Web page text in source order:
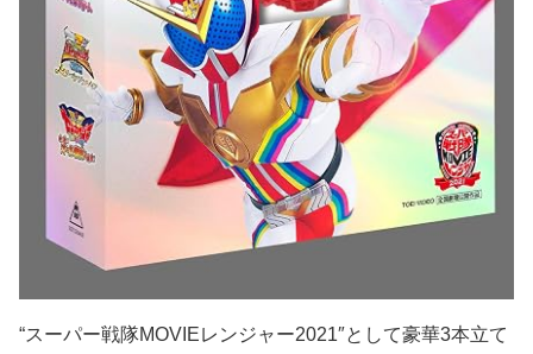
“スーパー戦隊MOVIEレンジャー2021″として豪華3本立て